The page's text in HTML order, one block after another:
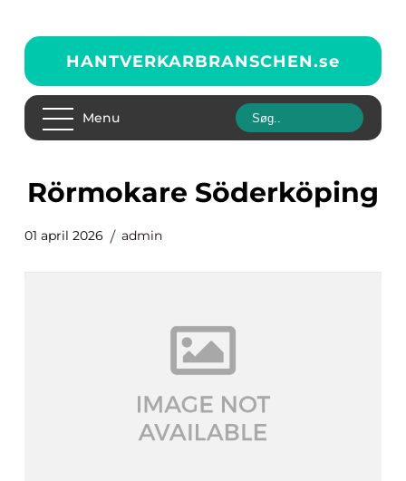
HANTVERKARBRANSCHEN.se
Menu
Rörmokare Söderköping
01 april 2026 admin